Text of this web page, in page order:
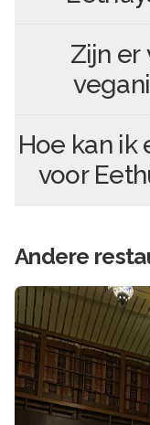
Zijn er
Hoe kan ik
voor
Andere